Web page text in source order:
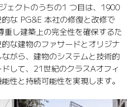
ェクトのうちの1 つ目は、1900
な PG&E 本社の修復と改修で
重し建築上の完全性を確保するた
な建物のファサードとオリジナ
がら、建物のシステムと技術的
して、21世紀のクラスAオフィ
性と持続可能性を実現します。